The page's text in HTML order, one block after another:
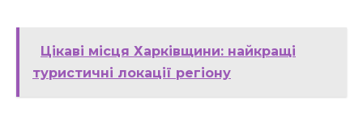
Цікаві місця Харківщини: найкращі
туристичні локації регіону